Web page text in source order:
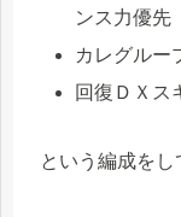
ンス力優先
カレグルー
回復ＤＸス
という編成をし